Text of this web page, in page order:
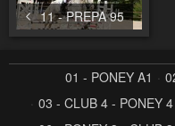
11 - PREPA 95
01 - PONEY A1
03 - CLUB 4 - PONEY 4